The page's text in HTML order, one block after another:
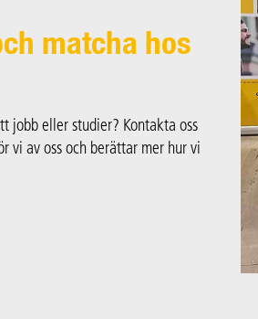
matcha hos
jobb eller studier? Kontakta oss
vi av oss och berättar mer hur vi